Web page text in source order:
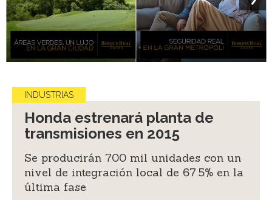
INDUSTRIAS
Honda estrenará planta de
transmisiones en 2015
Se producirán 700 mil unidades con un
nivel de integración local de 67.5% en la
última fase